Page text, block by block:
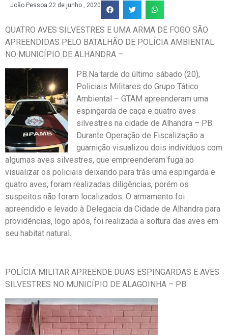
João Pessoa 22 de junho , 2020
QUATRO AVES SILVESTRES E UMA ARMA DE FOGO SÃO
APREENDIDAS PELO BATALHÃO DE POLÍCIA AMBIENTAL
NO MUNICÍPIO DE ALHANDRA –
PB. Na tarde do último sábado (20),
Policiais Militares do Grupo Tático
Ambiental – GTAM apreenderam uma
espingarda de caça e quatro aves
silvestres na cidade de Alhandra – PB.
Durante Operação de Fiscalização a
guarnição visualizou dois indivíduos com
algumas aves silvestres, que empreenderam fuga ao
visualizar os policiais deixando para trás uma espingarda e
quatro aves, foram realizadas diligências, porém os
suspeitos não foram localizados. O armamento foi
apreendido e levado à Delegacia da Cidade de Alhandra para
providências, logo após, foi realizada a soltura das aves em
seu habitat natural.
POLÍCIA MILITAR APREENDE DUAS ESPINGARDAS E AVES
SILVESTRES NO MUNICÍPIO DE ALAGOINHA – PB.